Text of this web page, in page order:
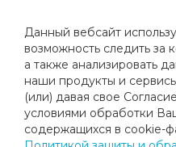
Данный вебсайт
возможность следить за
а также анализировать
наши продукты и
(или) давая свое
условиями обработки
содержащихся в cookie-
ПОБЕДИТЕЛЬ И
ВЫХОДНОГО